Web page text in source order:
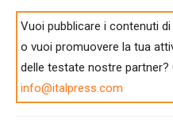
Vuoi pubblicare i contenuti
o vuoi promuovere la tua
delle testate nostre
info@italpress.com